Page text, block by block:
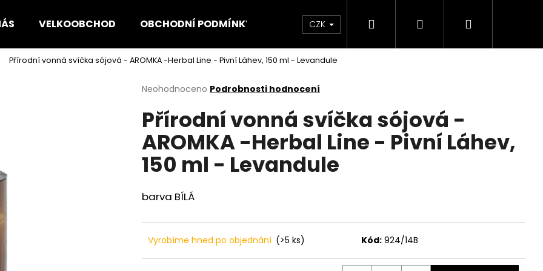
VELKOOBCHOD OBCHODNÍ PODMÍNKY KONTAKTY
CZK Hledat PřihlášeníNákupní
Přírodní vonná svíčka sójová - AROMKA -Herbal Line - Pivní Láhev, 150 ml - Levandule
Průměrné
produktu
je
0,0
z
5
hvězdiček.
Neohodnoceno Podrobnosti hodnocení
Přírodní vonná svíčka sójová -
AROMKA -Herbal Line - Pivní Láhev,
150 ml - Levandule
barva BÍLÁ
Vyrobíme hned po objednání (>5 ks) Kód: 924/14B
Co potřebujete najít?
HLEDAT